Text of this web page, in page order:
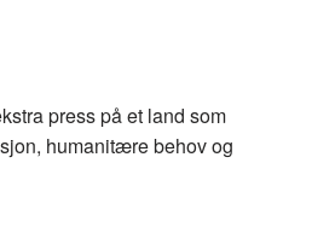
press på et land som
humanitære behov og